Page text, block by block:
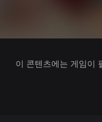
이 콘텐츠에는 게임이